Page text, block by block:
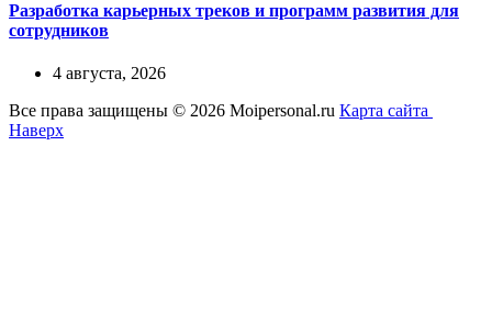
Разработка карьерных треков и программ развития для
сотрудников
4 августа, 2026
Все права защищены © 2026 Moipersonal.ru Карта сайта
Наверх